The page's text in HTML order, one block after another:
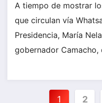
A tiempo de mostrar
que circulan vía
Presidencia, María
gobernador
1 2